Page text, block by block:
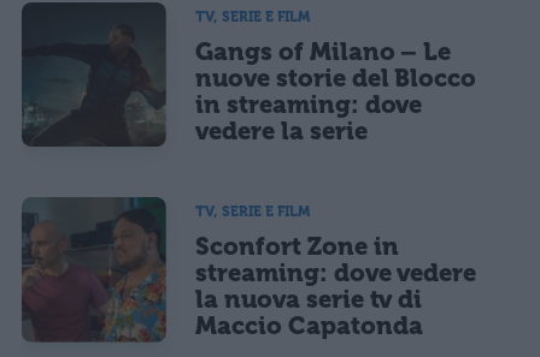
TV, SERIE E FILM
Gangs of Milano – Le
nuove storie del Blocco
in streaming: dove
vedere la serie
TV, SERIE E FILM
Sconfort Zone in
streaming: dove vedere
la nuova serie tv di
Maccio Capatonda